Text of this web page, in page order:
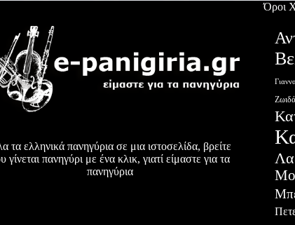
Όροι
τα ελληνικά πανηγύρια σε μια ιστοσελίδα, βρείτε
γίνεται πανηγύρι με ένα κλικ, γιατί είμαστε για τα
πανηγύρια